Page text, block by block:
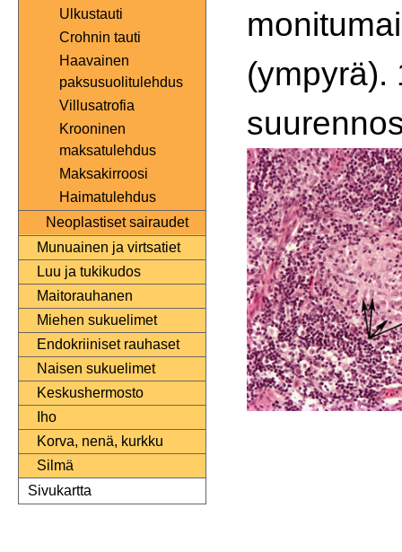
Ulkustauti
Crohnin tauti
Haavainen
paksusuolitulehdus
Villusatrofia
Krooninen
maksatulehdus
Maksakirroosi
Haimatulehdus
Neoplastiset sairaudet
Munuainen ja virtsatiet
Luu ja tukikudos
Maitorauhanen
Miehen sukuelimet
Endokriiniset rauhaset
Naisen sukuelimet
Keskushermosto
Iho
Korva, nenä, kurkku
Silmä
Sivukartta
(ympyrä).